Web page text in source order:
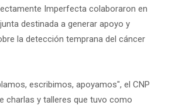
Imperfecta colaboraron en
destinada a generar apoyo y
la detección temprana del cáncer
escribimos, apoyamos", el CNP
charlas y talleres que tuvo como